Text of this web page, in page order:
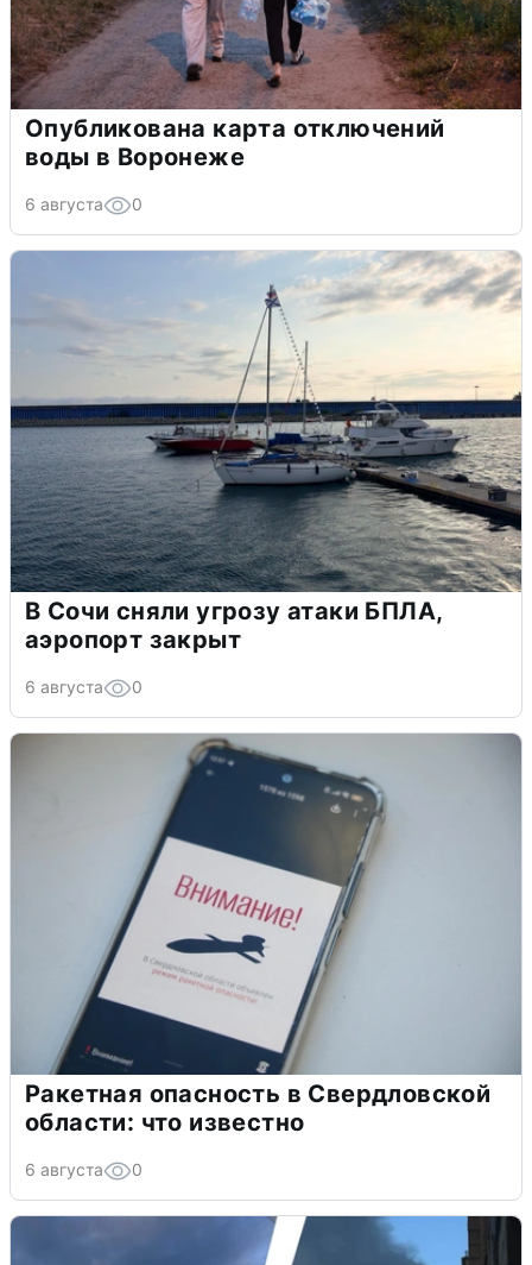
Опубликована карта отключений
воды в Воронеже
6 августа 0
В Сочи сняли угрозу атаки БПЛА,
аэропорт закрыт
6 августа 0
Ракетная опасность в Свердловской
области: что известно
6 августа 0